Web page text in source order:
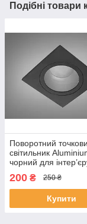
Подібні товари
Поворотний
світильник
чорний для
200 ₴ 250 ₴
Купити